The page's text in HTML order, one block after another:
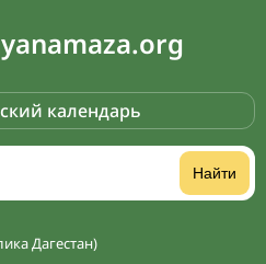
календарь
Найти
Дагестан)